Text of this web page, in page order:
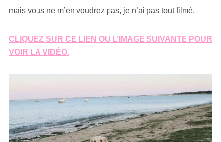
mais vous ne m’en voudrez pas, je n’ai pas tout filmé.
CLIQUEZ SUR CE LIEN OU L’IMAGE SUIVANTE POUR
VOIR LA VIDÉO.